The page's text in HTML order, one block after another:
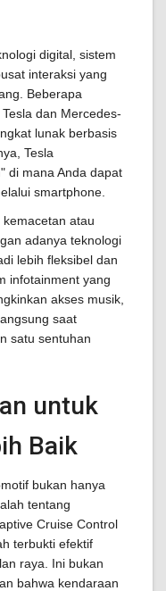
digital, sistem
interaksi yang
Beberapa
dan Mercedes-
lunak berbasis
Tesla
di mana Anda dapat
smartphone.
atau
adanya teknologi
lebih fleksibel dan
infotainment yang
akses musik,
saat
satu sentuhan
untuk
Baik
bukan hanya
tentang
Cruise Control
terbukti efektif
raya. Ini bukan
bahwa kendaraan